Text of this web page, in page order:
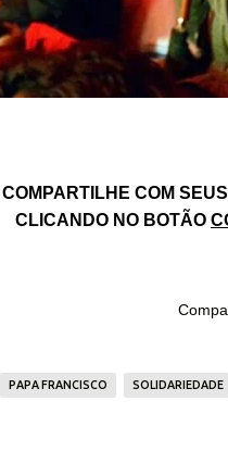
COMPARTILHE COM
CLICANDO NO BOTÃO
PAPA FRANCISCO SOLIDARIEDADE